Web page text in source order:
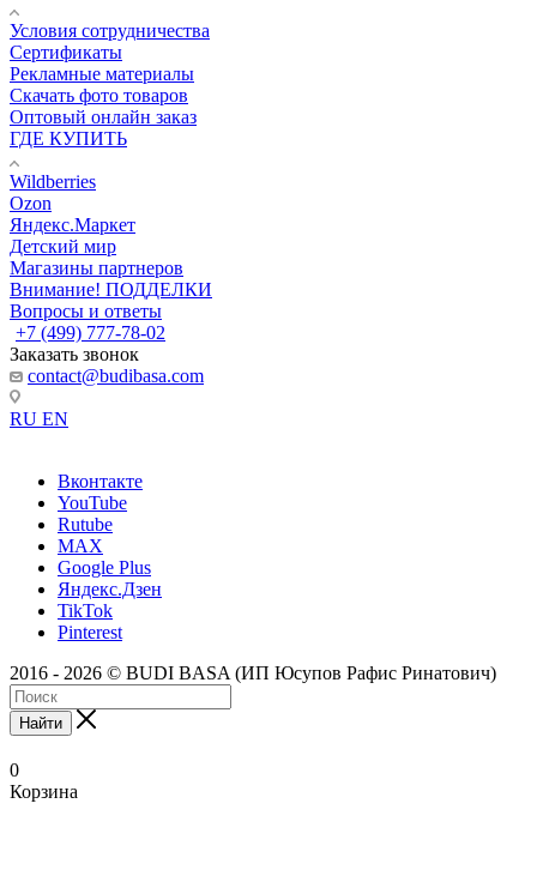
Условия сотрудничества
Сертификаты
Рекламные материалы
Скачать фото товаров
Оптовый онлайн заказ
ГДЕ КУПИТЬ
Wildberries
Ozon
Яндекс.Маркет
Детский мир
Магазины партнеров
Внимание! ПОДДЕЛКИ
Вопросы и ответы
+7 (499) 777-78-02
Заказать звонок
contact@budibasa.com
RU EN
Вконтакте
YouTube
Rutube
MAX
Google Plus
Яндекс.Дзен
TikTok
Pinterest
2016 - 2026 © BUDI BASA (ИП Юсупов Рафис Ринатович)
Найти
0
Корзина